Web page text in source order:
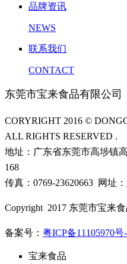
品牌资讯
NEWS
联系我们
CONTACT
东莞市宝来食品有限公司
CORYRIGHT 2016 ©
ALL RIGHTS RESERVED .
地址：广东省东莞市高埗镇
168
传真：0769-23620663 网址：
Copyright 2017 东莞市宝来
备案号： 粤ICP备11105970号
宝来食品